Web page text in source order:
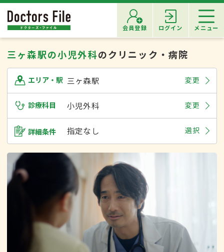
会員登録 ログイン メニュー
三ヶ森駅の小児外科のクリニック・病院
エリア・駅 三ヶ森駅 変更
診療科目 小児外科 変更
詳細条件 指定なし 選択